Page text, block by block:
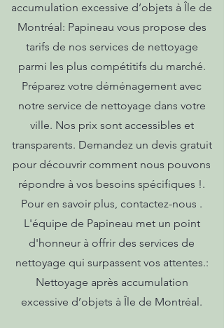
accumulation excessive d’objets à Île de
Montréal: Papineau vous propose des
tarifs de nos services de nettoyage
parmi les plus compétitifs du marché.
Préparez votre déménagement avec
notre service de nettoyage dans votre
ville. Nos prix sont accessibles et
transparents. Demandez un devis gratuit
pour découvrir comment nous pouvons
répondre à vos besoins spécifiques !.
Pour en savoir plus, contactez-nous .
L'équipe de Papineau met un point
d'honneur à offrir des services de
nettoyage qui surpassent vos attentes.:
Nettoyage après accumulation
excessive d’objets à Île de Montréal.